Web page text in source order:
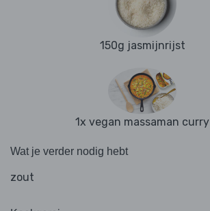
150g jasmijnrijst
1x vegan massaman curry
Wat je verder nodig hebt
zout